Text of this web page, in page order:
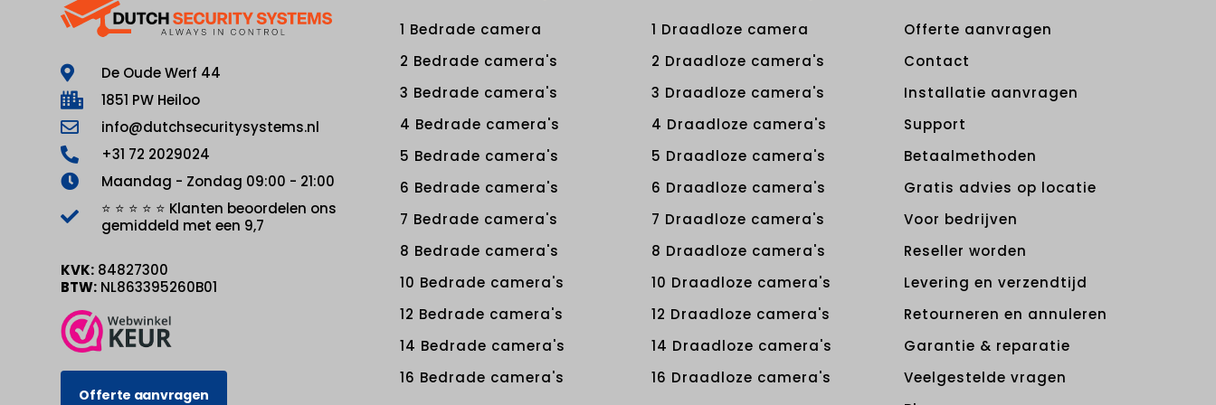
De Oude Werf 44
1851 PW Heiloo
info@dutchsecuritysystems.nl
+31 72 2029024
Maandag - Zondag 09:00 - 21:00
⭐ ⭐ ⭐ ⭐ ⭐ Klanten beoordelen ons
gemiddeld met een 9,7
KVK: 84827300
BTW: NL863395260B01
Offerte aanvragen
1 Bedrade camera
2 Bedrade camera's
3 Bedrade camera's
4 Bedrade camera's
5 Bedrade camera's
6 Bedrade camera's
7 Bedrade camera's
8 Bedrade camera's
10 Bedrade camera's
12 Bedrade camera's
14 Bedrade camera's
16 Bedrade camera's
1 Draadloze camera
2 Draadloze camera's
3 Draadloze camera's
4 Draadloze camera's
5 Draadloze camera's
6 Draadloze camera's
7 Draadloze camera's
8 Draadloze camera's
10 Draadloze camera's
12 Draadloze camera's
14 Draadloze camera's
16 Draadloze camera's
Offerte aanvragen
Contact
Installatie aanvragen
Support
Betaalmethoden
Gratis advies op locatie
Voor bedrijven
Reseller worden
Levering en verzendtijd
Retourneren en annuleren
Garantie & reparatie
Veelgestelde vragen